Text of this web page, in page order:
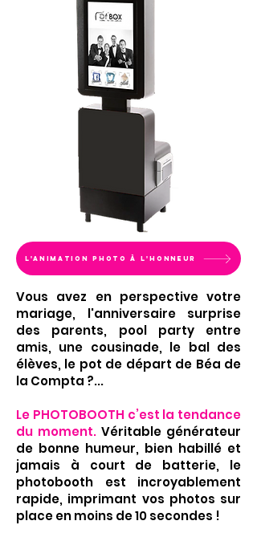
L'animation photo à l'honneur
Vous avez en perspective votre
mariage, l'anniversaire surprise
des parents, pool party entre
amis, une cousinade, le bal des
élèves, le pot de départ de Béa de
la Compta ?...
Le PHOTOBOOTH c’est la tendance
du moment. Véritable générateur
de bonne humeur, bien habillé et
jamais à court de batterie, le
photobooth est incroyablement
rapide, imprimant vos photos sur
place en moins de 10 secondes !